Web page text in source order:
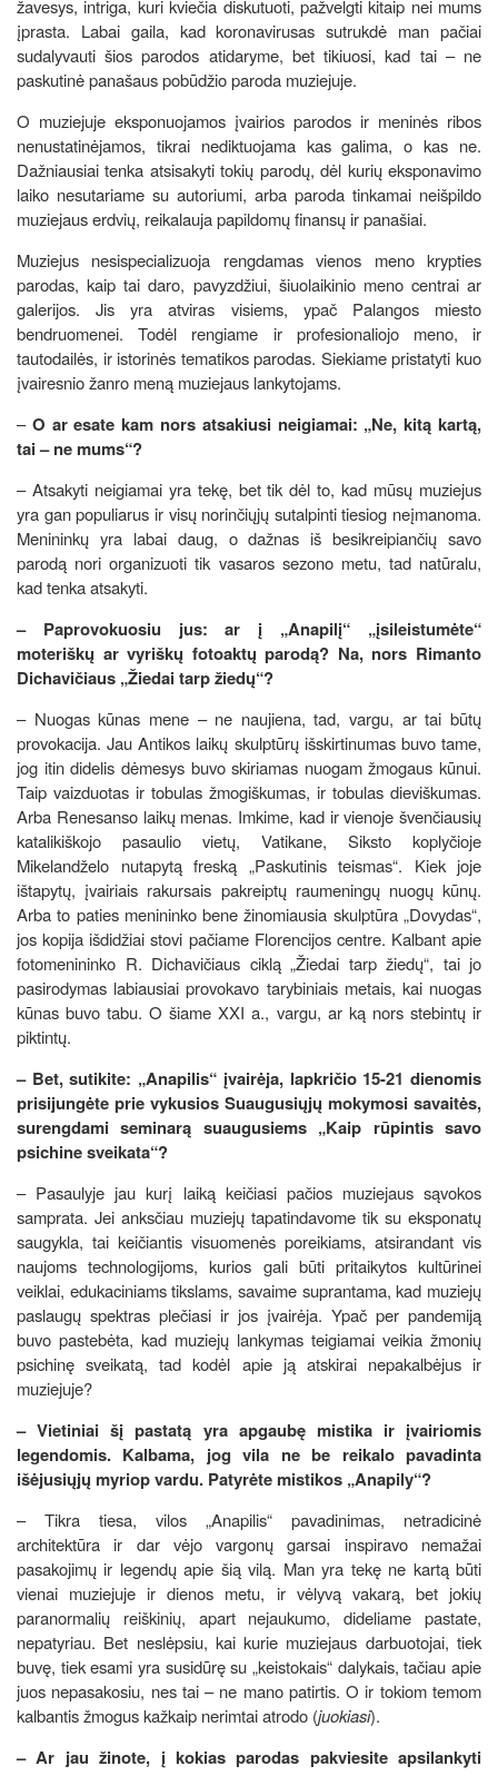
žavesys, intriga, kuri kviečia diskutuoti, pažvelgti kitaip nei mums
įprasta. Labai gaila, kad koronavirusas sutrukdė man pačiai
sudalyvauti šios parodos atidaryme, bet tikiuosi, kad tai – ne
paskutinė panašaus pobūdžio paroda muziejuje.
O muziejuje eksponuojamos įvairios parodos ir meninės ribos
nenustatinėjamos, tikrai nediktuojama kas galima, o kas ne.
Dažniausiai tenka atsisakyti tokių parodų, dėl kurių eksponavimo
laiko nesutariame su autoriumi, arba paroda tinkamai neišpildo
muziejaus erdvių, reikalauja papildomų finansų ir panašiai.
Muziejus nesispecializuoja rengdamas vienos meno krypties
parodas, kaip tai daro, pavyzdžiui, šiuolaikinio meno centrai ar
galerijos. Jis yra atviras visiems, ypač Palangos miesto
bendruomenei. Todėl rengiame ir profesionaliojo meno, ir
tautodailės, ir istorinės tematikos parodas. Siekiame pristatyti kuo
įvairesnio žanro meną muziejaus lankytojams.
– O ar esate kam nors atsakiusi neigiamai: „Ne, kitą kartą,
tai – ne mums“?
– Atsakyti neigiamai yra tekę, bet tik dėl to, kad mūsų muziejus
yra gan populiarus ir visų norinčiųjų sutalpinti tiesiog neįmanoma.
Menininkų yra labai daug, o dažnas iš besikreipiančių savo
parodą nori organizuoti tik vasaros sezono metu, tad natūralu,
kad tenka atsakyti.
– Paprovokuosiu jus: ar į „Anapilį“ „įsileistumėte“
moteriškų ar vyriškų fotoaktų parodą? Na, nors Rimanto
Dichavičiaus „Žiedai tarp žiedų“?
– Nuogas kūnas mene – ne naujiena, tad, vargu, ar tai būtų
provokacija. Jau Antikos laikų skulptūrų išskirtinumas buvo tame,
jog itin didelis dėmesys buvo skiriamas nuogam žmogaus kūnui.
Taip vaizduotas ir tobulas žmogiškumas, ir tobulas dieviškumas.
Arba Renesanso laikų menas. Imkime, kad ir vienoje švenčiausių
katalikiškojo pasaulio vietų, Vatikane, Siksto koplyčioje
Mikelandželo nutapytą freską „Paskutinis teismas“. Kiek joje
ištapytų, įvairiais rakursais pakreiptų raumeningų nuogų kūnų.
Arba to paties menininko bene žinomiausia skulptūra „Dovydas“,
jos kopija išdidžiai stovi pačiame Florencijos centre. Kalbant apie
fotomenininko R. Dichavičiaus ciklą „Žiedai tarp žiedų“, tai jo
pasirodymas labiausiai provokavo tarybiniais metais, kai nuogas
kūnas buvo tabu. O šiame XXI a., vargu, ar ką nors stebintų ir
piktintų.
– Bet, sutikite: „Anapilis“ įvairėja, lapkričio 15-21 dienomis
prisijungėte prie vykusios Suaugusiųjų mokymosi savaitės,
surengdami seminarą suaugusiems „Kaip rūpintis savo
psichine sveikata“?
– Pasaulyje jau kurį laiką keičiasi pačios muziejaus sąvokos
samprata. Jei anksčiau muziejų tapatindavome tik su eksponatų
saugykla, tai keičiantis visuomenės poreikiams, atsirandant vis
naujoms technologijoms, kurios gali būti pritaikytos kultūrinei
veiklai, edukaciniams tikslams, savaime suprantama, kad muziejų
paslaugų spektras plečiasi ir jos įvairėja. Ypač per pandemiją
buvo pastebėta, kad muziejų lankymas teigiamai veikia žmonių
psichinę sveikatą, tad kodėl apie ją atskirai nepakalbėjus ir
muziejuje?
– Vietiniai šį pastatą yra apgaubę mistika ir įvairiomis
legendomis. Kalbama, jog vila ne be reikalo pavadinta
išėjusiųjų myriop vardu. Patyrėte mistikos „Anapily“?
– Tikra tiesa, vilos „Anapilis“ pavadinimas, netradicinė
architektūra ir dar vėjo vargonų garsai inspiravo nemažai
pasakojimų ir legendų apie šią vilą. Man yra tekę ne kartą būti
vienai muziejuje ir dienos metu, ir vėlyvą vakarą, bet jokių
paranormalių reiškinių, apart nejaukumo, dideliame pastate,
nepatyriau. Bet neslėpsiu, kai kurie muziejaus darbuotojai, tiek
buvę, tiek esami yra susidūrę su „keistokais“ dalykais, tačiau apie
juos nepasakosiu, nes tai – ne mano patirtis. O ir tokiom temom
kalbantis žmogus kažkaip nerimtai atrodo (juokiasi).
– Ar jau žinote, į kokias parodas pakviesite apsilankyti